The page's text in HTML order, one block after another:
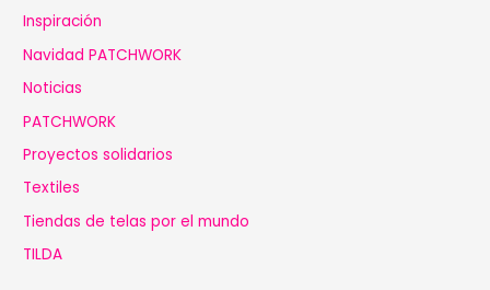
Inspiración
Navidad PATCHWORK
Noticias
PATCHWORK
Proyectos solidarios
Textiles
Tiendas de telas por el mundo
TILDA